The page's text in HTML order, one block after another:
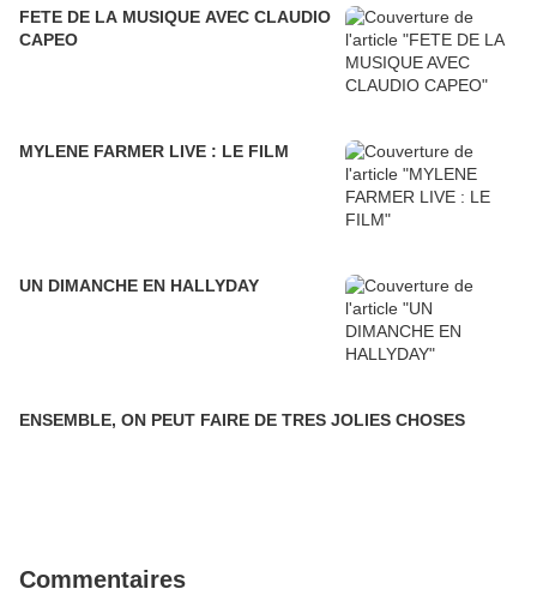
FETE DE LA MUSIQUE AVEC CLAUDIO
CAPEO
MYLENE FARMER LIVE : LE FILM
UN DIMANCHE EN HALLYDAY
ENSEMBLE, ON PEUT FAIRE DE TRES JOLIES CHOSES
Commentaires